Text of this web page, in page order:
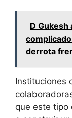
D
derrota
Instituciones
que este tipo